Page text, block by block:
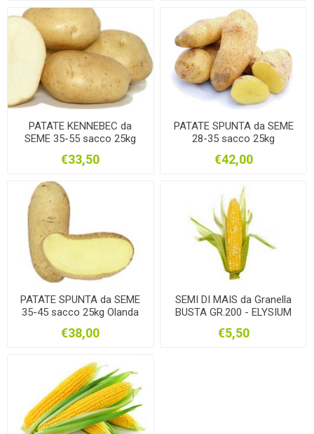
PATATE KENNEBEC da
SEME 35-55 sacco 25kg
€33,50
PATATE SPUNTA da SEME
28-35 sacco 25kg
€42,00
PATATE SPUNTA da SEME
35-45 sacco 25kg Olanda
€38,00
SEMI DI MAIS da Granella
BUSTA GR.200 - ELYSIUM
€5,50